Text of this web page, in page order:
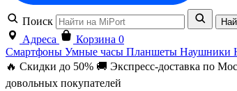
Поиск
Адреса Корзина 0
Смартфоны Умные часы Планшеты Наушники
🔥 Скидки до 50% 🚚 Экспресс-доставка по
довольных покупателей